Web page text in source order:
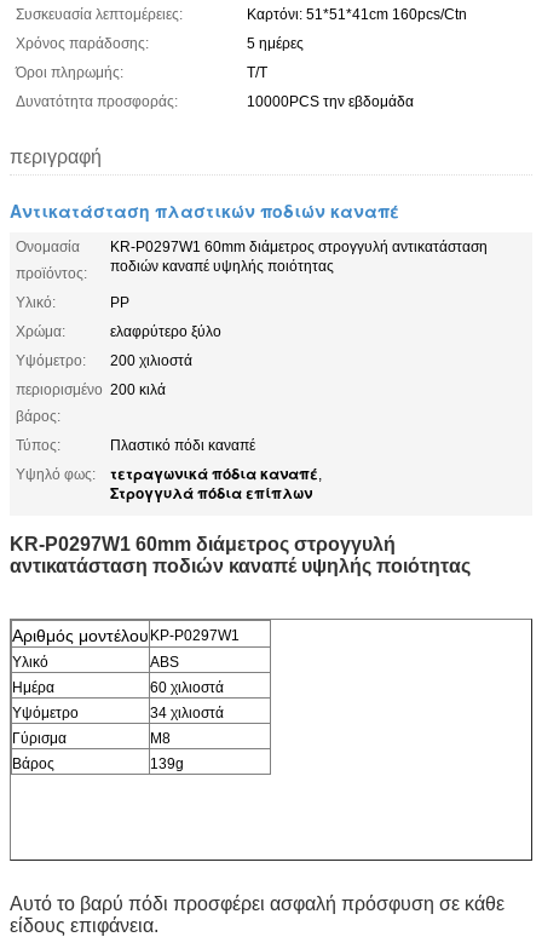
Συσκευασία λεπτομέρειες:
Καρτόνι: 51*51*41cm 160pcs/Ctn
Χρόνος παράδοσης:
5 ημέρες
Όροι πληρωμής:
Τ/Τ
Δυνατότητα προσφοράς:
10000PCS την εβδομάδα
περιγραφή
Αντικατάσταση πλαστικών ποδιών καναπέ
Ονομασία
προϊόντος:
KR-P0297W1 60mm διάμετρος στρογγυλή αντικατάσταση
ποδιών καναπέ υψηλής ποιότητας
Υλικό:
PP
Χρώμα:
ελαφρύτερο ξύλο
Υψόμετρο:
200 χιλιοστά
περιορισμένο
βάρος:
200 κιλά
Τύπος:
Πλαστικό πόδι καναπέ
Υψηλό φως:
τετραγωνικά πόδια καναπέ,
Στρογγυλά πόδια επίπλων
KR-P0297W1 60mm διάμετρος στρογγυλή
αντικατάσταση ποδιών καναπέ υψηλής ποιότητας
Αριθμός μοντέλου ΚΡ-P0297W1
Υλικό
ABS
Ημέρα
60 χιλιοστά
Υψόμετρο
34 χιλιοστά
Γύρισμα
M8
Βάρος
139g
Αυτό το βαρύ πόδι προσφέρει ασφαλή πρόσφυση σε κάθε
είδους επιφάνεια.